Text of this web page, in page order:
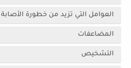
العوامل التي تزيد من خطورة الأصابة
المضاعفات
التشخيص